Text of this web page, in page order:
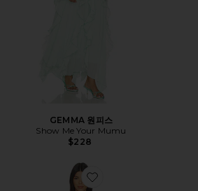
GEMMA 원피스
Show Me Your Mumu
$228
Favorite WITH LOVE 원피스